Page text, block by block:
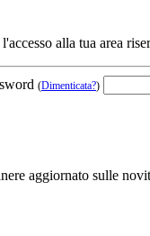
alla tua area
(Dimenticata?)
aggiornato sulle